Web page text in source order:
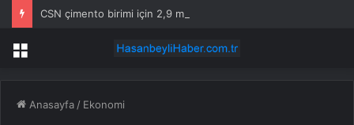
Menü
Anasayfa / Ekonomi